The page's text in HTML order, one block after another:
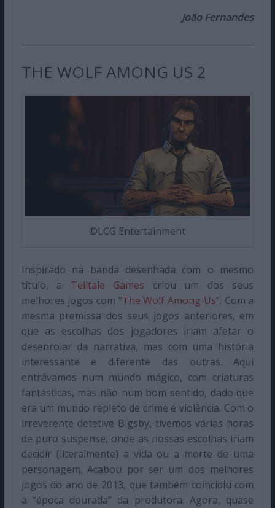
João Fernandes
THE WOLF AMONG US 2
©LCG Entertainment
Inspirado na banda desenhada com o mesmo
título, a Telltale Games criou um dos seus
melhores jogos com “The Wolf Among Us”. Com a
mesma premissa dos seus jogos anteriores, em
que as escolhas dos jogadores iriam afetar o
desenrolar da narrativa, mas com uma história
interessante e diferente das outras. Aqui
entrávamos num mundo mágico, com criaturas
fantásticas, mas não num bom sentido, dado que
era um mundo repleto de crime e violência. Com o
irreverente detetive Bigsby, tivemos várias horas
de puro suspense, onde as nossas escolhas iriam
decidir (literalmente) a vida ou a morte de uma
personagem. Acabou por ser um dos melhores
jogos do ano de 2013, que também coincidiu com
a “época dourada” da produtora. Agora, quase